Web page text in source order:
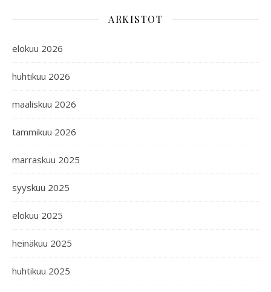
ARKISTOT
elokuu 2026
huhtikuu 2026
maaliskuu 2026
tammikuu 2026
marraskuu 2025
syyskuu 2025
elokuu 2025
heinäkuu 2025
huhtikuu 2025